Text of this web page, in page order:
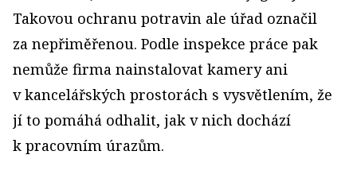
Takovou ochranu potravin ale úřad označil
za nepřiměřenou. Podle inspekce práce pak
nemůže firma nainstalovat kamery ani
v kancelářských prostorách s vysvětlením, že
jí to pomáhá odhalit, jak v nich dochází
k pracovním úrazům.